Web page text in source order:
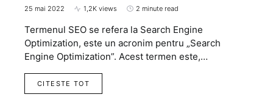
25 mai 2022 1,2K views 2 minute read
Termenul SEO se refera la Search Engine
Optimization, este un acronim pentru „Search
Engine Optimization”. Acest termen este,…
CITESTE TOT